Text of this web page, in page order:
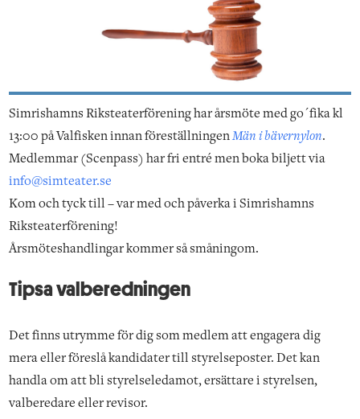
Simrishamns Riksteaterförening har årsmöte med go´fika kl
13:00 på Valfisken innan föreställningenMän i bävernylon.
Medlemmar (Scenpass) har fri entré men boka biljett via
info@simteater.se
Kom och tyck till – var med och påverka i Simrishamns
Riksteaterförening!
Årsmöteshandlingar kommer så småningom.
Tipsa valberedningen
Det finns utrymme för dig som medlem att engagera dig
mera eller föreslå kandidater till styrelseposter. Det kan
handla om att bli styrelseledamot, ersättare i styrelsen,
valberedare eller revisor.